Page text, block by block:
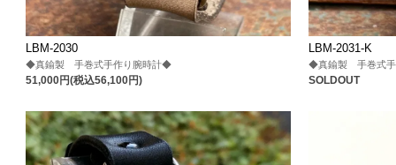
LBM-2030
◆真鍮製 手巻式手作り腕時計◆
51,000円(税込56,100円)
LBM-2031-K
◆真鍮製 手巻式
SOLDOUT